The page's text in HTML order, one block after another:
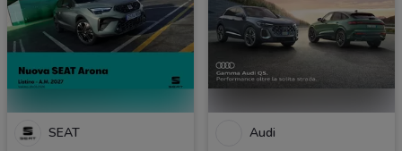
SEAT Audi